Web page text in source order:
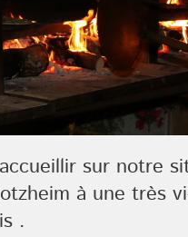
sur notre
à une très
.